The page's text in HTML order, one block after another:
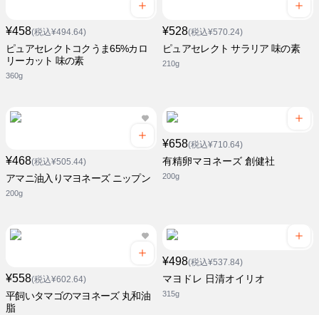
¥458(税込¥494.64)
ピュアセレクトコクうま65%カロ
リーカット 味の素
360g
¥528(税込¥570.24)
ピュアセレクト サラリア 味の素
210g
¥468(税込¥505.44)
アマニ油入りマヨネーズ ニップン
200g
¥658(税込¥710.64)
有精卵マヨネーズ 創健社
200g
¥558(税込¥602.64)
平飼いタマゴのマヨネーズ 丸和油
脂
¥498(税込¥537.84)
マヨドレ 日清オイリオ
315g